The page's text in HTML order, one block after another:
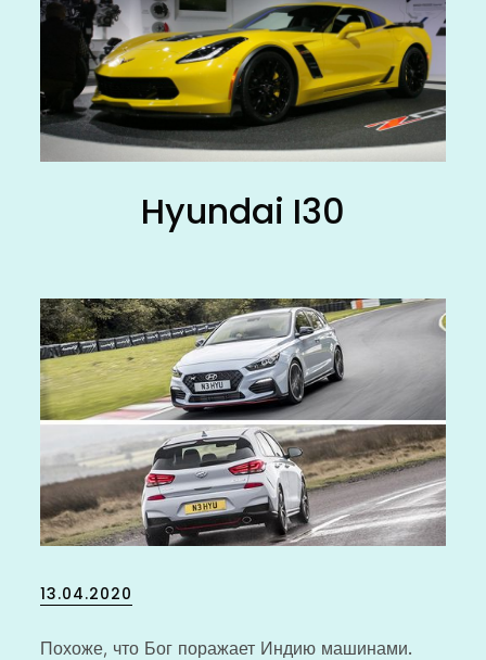
Hyundai I30
Posted
13.04.2020
Похоже, что Бог поражает Индию машинами.